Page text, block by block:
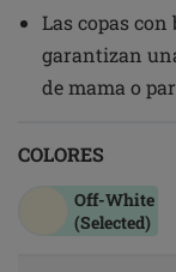
Las copas
garantizan
de mama o
COLORES
Off-White
(Selected)